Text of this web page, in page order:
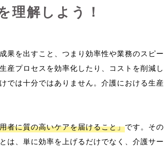
理解しよう！
果を出すこと、つまり効率性や業務のスピー
産プロセスを効率化したり、コストを削減し
では十分ではありません。介護における生産
者に質の高いケアを届けること」です。その
は、単に効率を上げるだけでなく、介護サー